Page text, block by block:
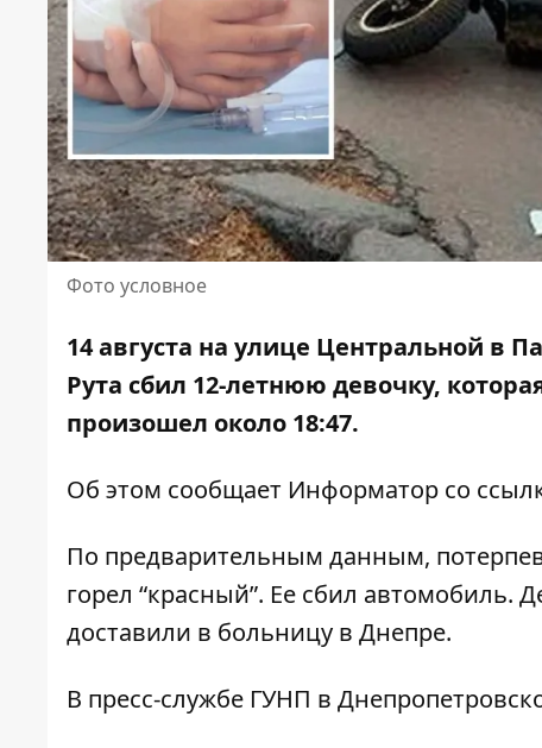
Фото условное
14 августа на улице Центральной в
Рута сбил 12-летнюю девочку,
произошел около 18:47.
Об этом сообщает Информатор со
По предварительным данным,
горел “красный”. Ее сбил
доставили в больницу в Днепре.
В пресс-службе ГУНП в